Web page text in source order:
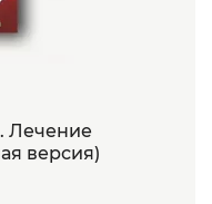
Лечение
версия)